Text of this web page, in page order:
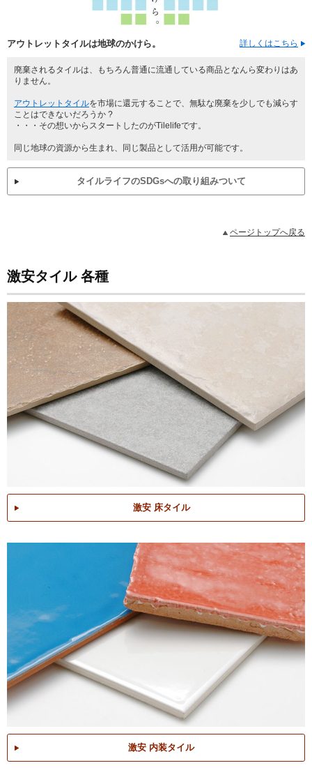
アウトレットタイルは地球のかけら。 詳しくはこちら
廃棄されるタイルは、もちろん普通に流通している商品となんら変わりはあ
りません。
アウトレットタイルを市場に還元することで、無駄な廃棄を少しでも減らす
ことはできないだろうか ?
・・・その想いからスタートしたのがTilelifeです。
同じ地球の資源から生まれ、同じ製品として活用が可能です。
タイルライフのSDGsへの取り組みついて
ページトップへ戻る
激安タイル 各種
激安 床タイル
激安 内装タイル